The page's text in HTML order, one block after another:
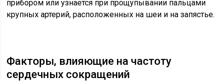
прибором или узнается при прощупывании пальцами
крупных артерий, расположенных на шеи и на запястье.
Факторы, влияющие на частоту
сердечных сокращений